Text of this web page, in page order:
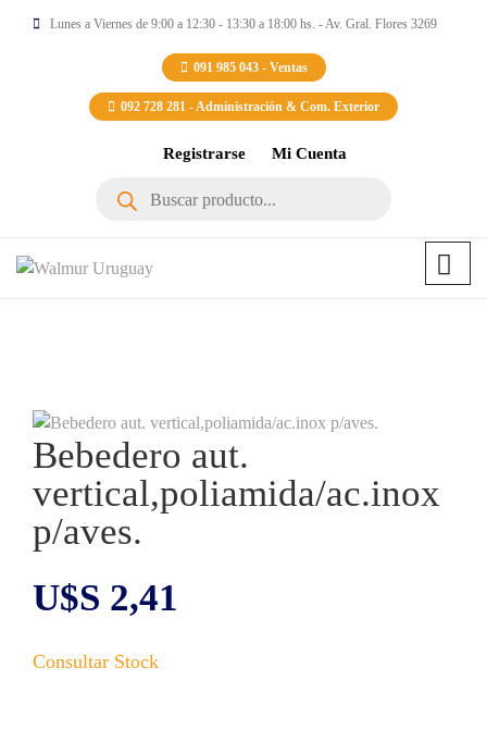
Lunes a Viernes de 9:00 a 12:30 - 13:30 a 18:00 hs. - Av. Gral. Flores 3269
091 985 043 - Ventas
092 728 281 - Administración & Com. Exterior
Registrarse Mi Cuenta
Bebedero aut.
vertical,poliamida/ac.inox
p/aves.
U$S 2,41